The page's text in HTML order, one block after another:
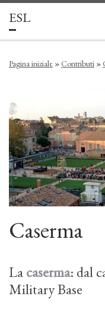
Passa al contenuto
ESL
Pagina iniziale »Contributi »
Caserma
Lacaserma: dal
Military Base